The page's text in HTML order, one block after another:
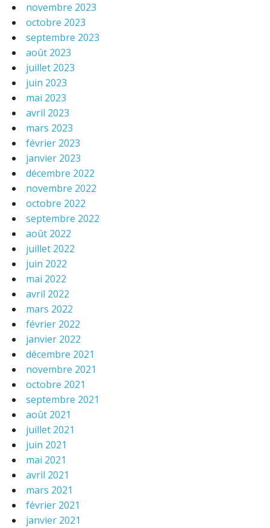
novembre 2023
octobre 2023
septembre 2023
août 2023
juillet 2023
juin 2023
mai 2023
avril 2023
mars 2023
février 2023
janvier 2023
décembre 2022
novembre 2022
octobre 2022
septembre 2022
août 2022
juillet 2022
juin 2022
mai 2022
avril 2022
mars 2022
février 2022
janvier 2022
décembre 2021
novembre 2021
octobre 2021
septembre 2021
août 2021
juillet 2021
juin 2021
mai 2021
avril 2021
mars 2021
février 2021
janvier 2021